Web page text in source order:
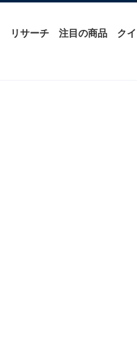
リサーチ 注目の商品 ク